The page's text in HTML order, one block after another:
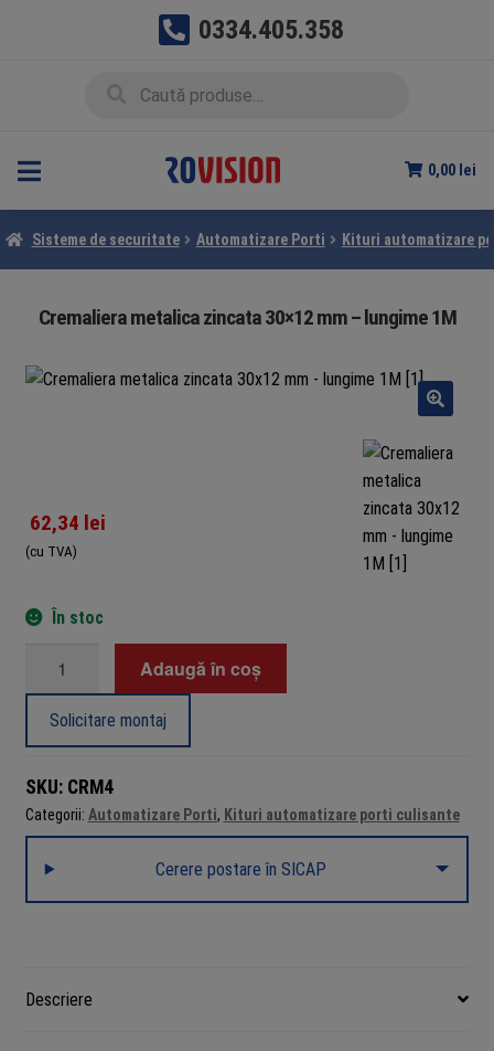
0334.405.358
0,00 lei
Sisteme de securitate Automatizare Porti Kituri automatizare
Cremaliera metalica zincata 30×12 mm – lungime 1M
62,34 lei
(cu TVA)
În stoc
metalica
mm
-
1M
Adaugă în coș
Solicitare montaj
SKU: CRM4
Categorii: Automatizare Porti, Kituri automatizare porti culisante
Cerere postare în SICAP
Descriere